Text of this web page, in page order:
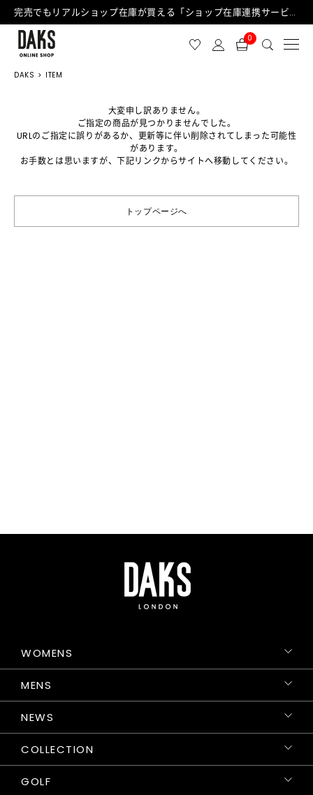
完売でもリアルショップ在庫が買える「ショップ在庫連携サービス」が日中もご利用可能になりました！
0
DAKS ITEM
大変申し訳ありません。
ご指定の商品が見つかりませんでした。
URLのご指定に誤りがあるか、更新等に伴い削除されてしまった可能性
があります。
お手数とは思いますが、下記リンクからサイトへ移動してください。
トップページへ
WOMENS
MENS
NEWS
COLLECTION
GOLF